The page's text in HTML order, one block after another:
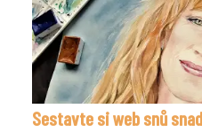
Sestavte si web snů